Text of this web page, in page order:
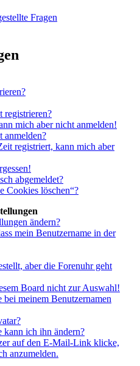
Fragen
registrieren?
mich aber nicht anmelden!
anmelden?
registriert, kann mich aber
abgemeldet?
Cookies löschen“?
ändern?
mein Benutzername in der
aber die Forenuhr geht
Board nicht zur Auswahl!
meinem Benutzernamen
kann ich ihn ändern?
auf den E-Mail-Link klicke,
anzumelden.